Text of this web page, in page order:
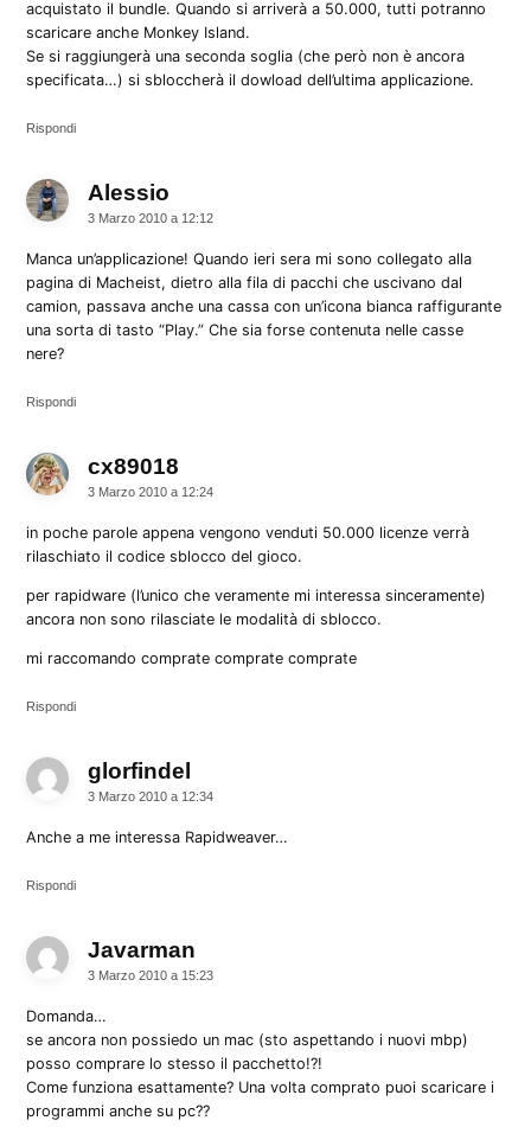
acquistato il bundle. Quando si arriverà a 50.000, tutti potranno
scaricare anche Monkey Island.
Se si raggiungerà una seconda soglia (che però non è ancora
specificata…) si sbloccherà il dowload dell’ultima applicazione.
Rispondi
Alessio
3 Marzo 2010 a 12:12
Manca un’applicazione! Quando ieri sera mi sono collegato alla
pagina di Macheist, dietro alla fila di pacchi che uscivano dal
camion, passava anche una cassa con un’icona bianca raffigurante
una sorta di tasto “Play.” Che sia forse contenuta nelle casse
nere?
Rispondi
cx89018
3 Marzo 2010 a 12:24
in poche parole appena vengono venduti 50.000 licenze verrà
rilaschiato il codice sblocco del gioco.
per rapidware (l’unico che veramente mi interessa sinceramente)
ancora non sono rilasciate le modalità di sblocco.
mi raccomando comprate comprate comprate
Rispondi
glorfindel
3 Marzo 2010 a 12:34
Anche a me interessa Rapidweaver…
Rispondi
Javarman
3 Marzo 2010 a 15:23
Domanda…
se ancora non possiedo un mac (sto aspettando i nuovi mbp)
posso comprare lo stesso il pacchetto!?!
Come funziona esattamente? Una volta comprato puoi scaricare i
programmi anche su pc??